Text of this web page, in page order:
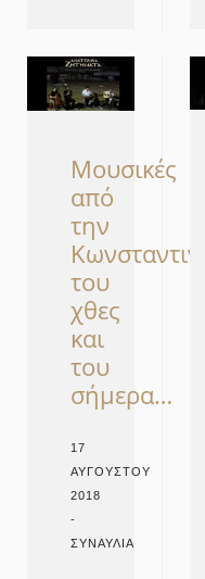
Μουσικές
από
την
του
χθες
και
του
σήμερα…
17
ΑΥΓΟΎΣΤΟΥ
2018
-
ΣΥΝΑΥΛΊΑ